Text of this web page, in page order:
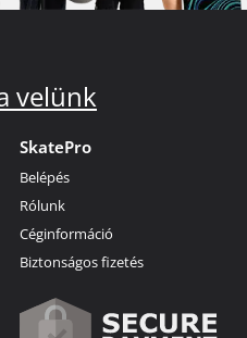
velünk
SkatePro
Belépés
Rólunk
Céginformáció
Biztonságos fizetés